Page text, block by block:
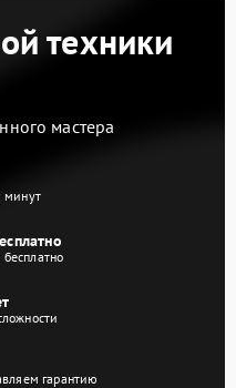
техники
мастера
минут
гарантию